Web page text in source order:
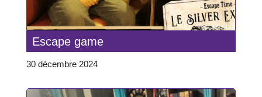
Escape game
30 décembre 2024